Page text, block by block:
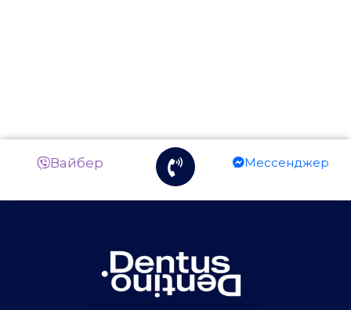
Вайбер Мессенджер